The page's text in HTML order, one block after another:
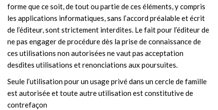
forme que ce soit, de tout ou partie de ces éléments, y compris
les applications informatiques, sans l’accord préalable et écrit
de l’éditeur, sont strictement interdites. Le fait pour l’éditeur de
ne pas engager de procédure dès la prise de connaissance de
ces utilisations non autorisées ne vaut pas acceptation
desdites utilisations et renonciations aux poursuites.
Seule l’utilisation pour un usage privé dans un cercle de famille
est autorisée et toute autre utilisation est constitutive de
contrefaçon